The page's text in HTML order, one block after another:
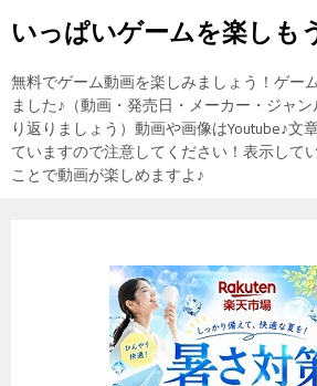
いっぱいゲームを楽しも
無料でゲーム動画を楽しみましょう！ゲー
ました♪（動画・発売日・メーカー・ジャ
り返りましょう）動画や画像はYoutube♪文
ていますので注意してください！表示して
ことで動画が楽しめますよ♪